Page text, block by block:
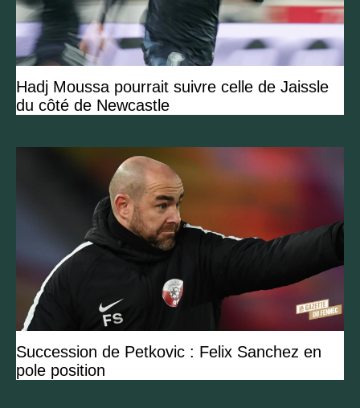
Hadj Moussa pourrait suivre celle de Jaissle
du côté de Newcastle
Succession de Petkovic : Felix Sanchez en
pole position